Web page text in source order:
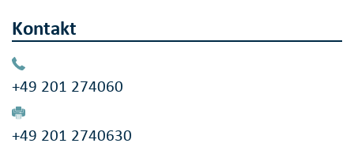
Kontakt
+49 201 274060
+49 201 2740630